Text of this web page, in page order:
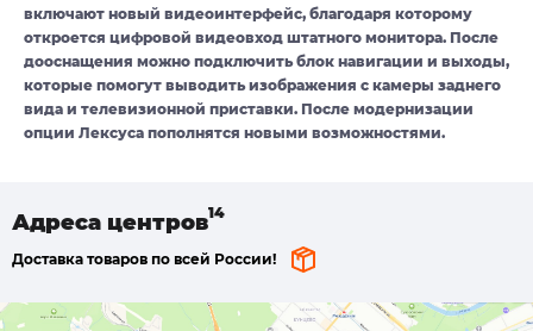
включают новый видеоинтерфейс, благодаря которому
откроется цифровой видеовход штатного монитора. После
дооснащения можно подключить блок навигации и выходы,
которые помогут выводить изображения с камеры заднего
вида и телевизионной приставки. После модернизации
опции Лексуса пополнятся новыми возможностями.
Адреса центров
Доставка товаров по всей России!